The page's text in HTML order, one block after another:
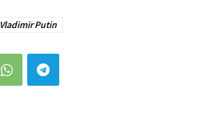
Vladimir Putin